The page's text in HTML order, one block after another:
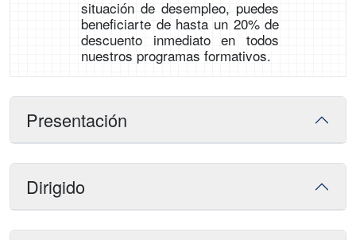
situación de desempleo, puedes
beneficiarte de hasta un 20% de
descuento inmediato en todos
nuestros programas formativos.
Presentación
Dirigido